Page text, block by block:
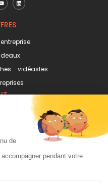
- vidéastes